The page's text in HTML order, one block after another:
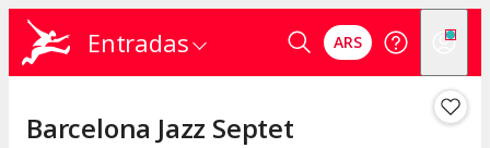
Entradas ARS
Barcelona Jazz Septet